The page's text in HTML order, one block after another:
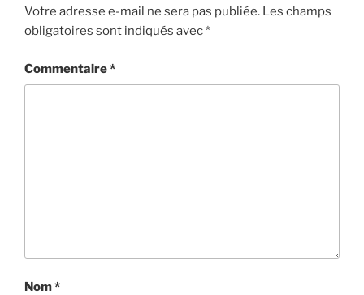
Votre adresse e-mail ne sera pas publiée. Les champs
obligatoires sont indiqués avec*
Commentaire*
Nom*